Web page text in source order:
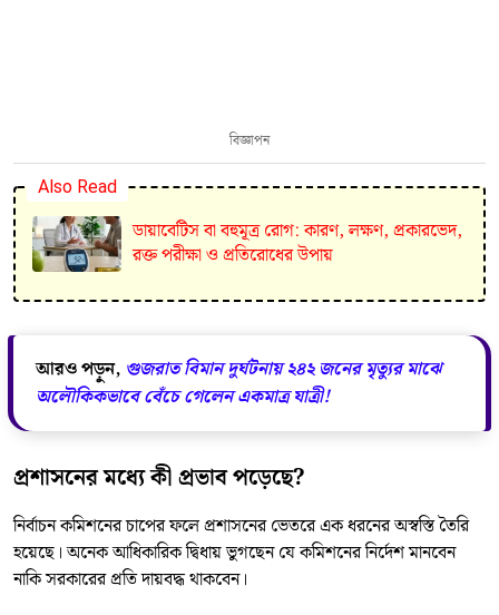
বিজ্ঞাপন
Also Read
ডায়াবেটিস বা বহুমূত্র রোগ: কারণ, লক্ষণ, প্রকারভেদ,
রক্ত পরীক্ষা ও প্রতিরোধের উপায়
আরও পড়ুন, গুজরাত বিমান দুর্ঘটনায় ২৪২ জনের মৃত্যুর মাঝে
অলৌকিকভাবে বেঁচে গেলেন একমাত্র যাত্রী!
প্রশাসনের মধ্যে কী প্রভাব পড়েছে?
নির্বাচন কমিশনের চাপের ফলে প্রশাসনের ভেতরে এক ধরনের অস্বস্তি তৈরি
হয়েছে। অনেক আধিকারিক দ্বিধায় ভুগছেন যে কমিশনের নির্দেশ মানবেন
নাকি সরকারের প্রতি দায়বদ্ধ থাকবেন।